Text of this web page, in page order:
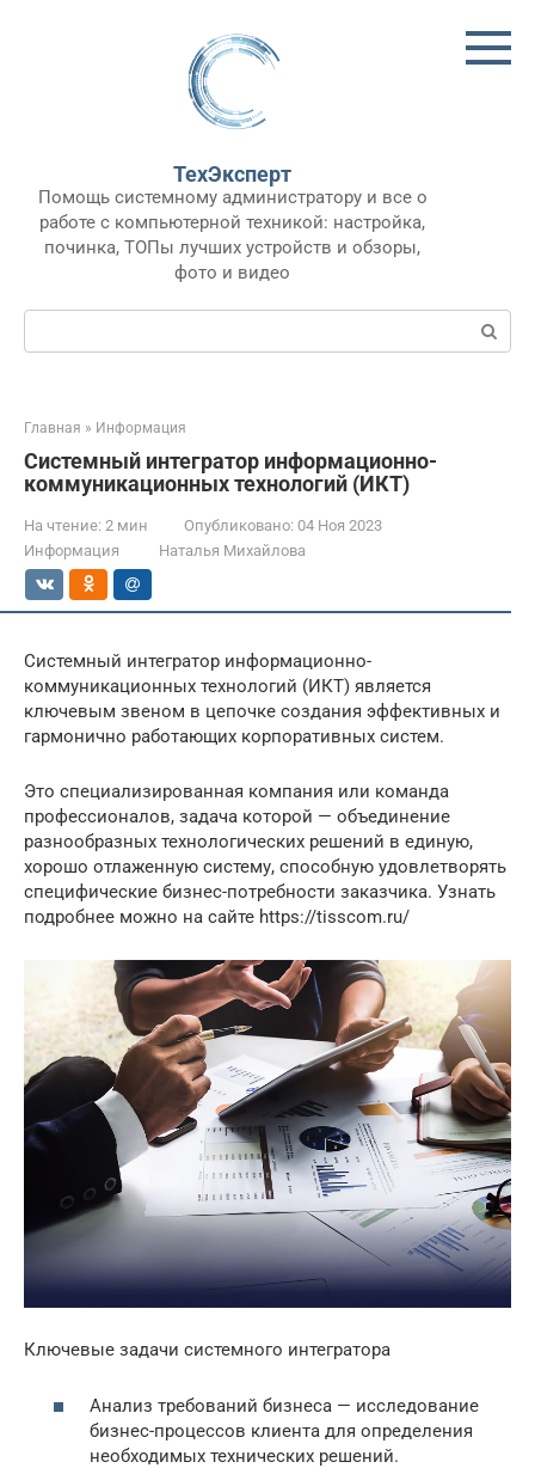
ТехЭксперт
Помощь системному администратору и все о
работе с компьютерной техникой: настройка,
починка, ТОПы лучших устройств и обзоры,
фото и видео
Поиск:
Главная » Информация
Системный интегратор информационно-
коммуникационных технологий (ИКТ)
На чтение: 2 мин Опубликовано: 04 Ноя 2023
Информация
Наталья Михайлова
Системный интегратор информационно-
коммуникационных технологий (ИКТ) является
ключевым звеном в цепочке создания эффективных и
гармонично работающих корпоративных систем.
Это специализированная компания или команда
профессионалов, задача которой — объединение
разнообразных технологических решений в единую,
хорошо отлаженную систему, способную удовлетворять
специфические бизнес-потребности заказчика. Узнать
подробнее можно на сайте https://tisscom.ru/
Ключевые задачи системного интегратора
Анализ требований бизнеса — исследование
бизнес-процессов клиента для определения
необходимых технических решений.